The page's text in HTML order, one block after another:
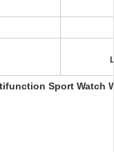
Sport Watch